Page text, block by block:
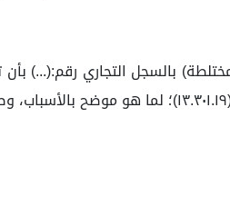
بالسجل التجاري رقم:(...)